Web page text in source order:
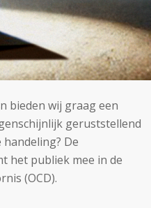
bieden wij graag een
geruststellend
De
het publiek mee in de
(OCD).